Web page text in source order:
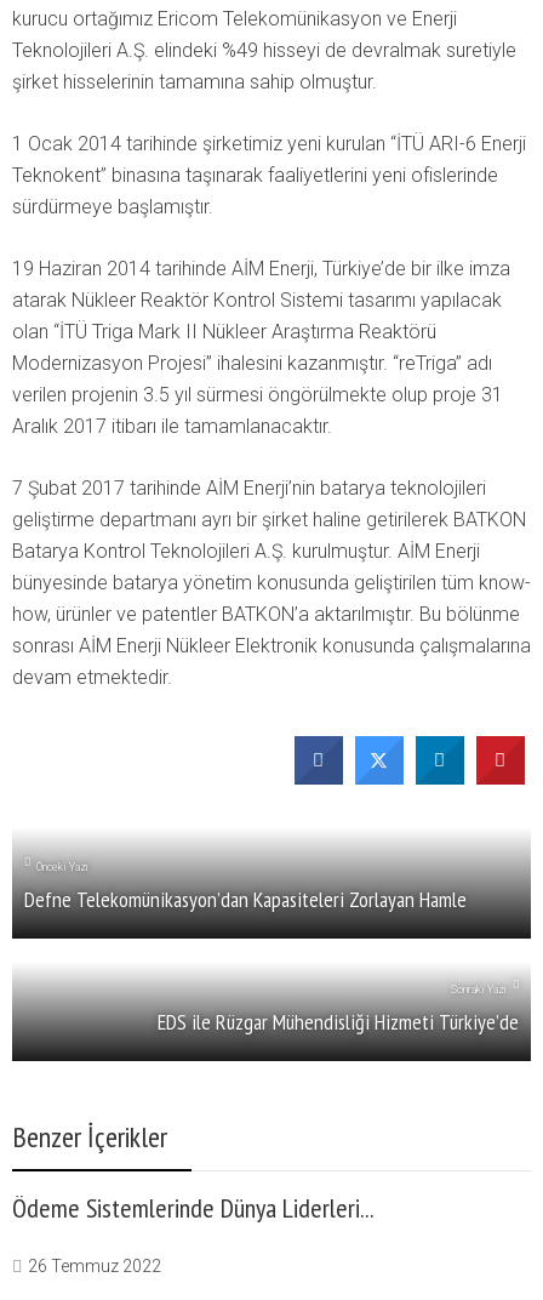
kurucu ortağımız Ericom Telekomünikasyon ve Enerji
Teknolojileri A.Ş. elindeki %49 hisseyi de devralmak suretiyle
şirket hisselerinin tamamına sahip olmuştur.
1 Ocak 2014 tarihinde şirketimiz yeni kurulan “İTÜ ARI-6 Enerji
Teknokent” binasına taşınarak faaliyetlerini yeni ofislerinde
sürdürmeye başlamıştır.
19 Haziran 2014 tarihinde AİM Enerji, Türkiye’de bir ilke imza
atarak Nükleer Reaktör Kontrol Sistemi tasarımı yapılacak
olan “İTÜ Triga Mark II Nükleer Araştırma Reaktörü
Modernizasyon Projesi” ihalesini kazanmıştır. “reTriga” adı
verilen projenin 3.5 yıl sürmesi öngörülmekte olup proje 31
Aralık 2017 itibarı ile tamamlanacaktır.
7 Şubat 2017 tarihinde AİM Enerji’nin batarya teknolojileri
geliştirme departmanı ayrı bir şirket haline getirilerek BATKON
Batarya Kontrol Teknolojileri A.Ş. kurulmuştur. AİM Enerji
bünyesinde batarya yönetim konusunda geliştirilen tüm know-
how, ürünler ve patentler BATKON’a aktarılmıştır. Bu bölünme
sonrası AİM Enerji Nükleer Elektronik konusunda çalışmalarına
devam etmektedir.
Önceki Yazı
Defne Telekomünikasyon’dan Kapasiteleri Zorlayan Hamle
Sonraki Yazı
EDS ile Rüzgar Mühendisliği Hizmeti Türkiye’de
Benzer İçerikler
Ödeme Sistemlerinde Dünya Liderleri...
26 Temmuz 2022